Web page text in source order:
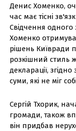
Денис Хоменко,
час має тісні
Свідчення одного
Хоменко
рішень Київради
розкішний стиль
декларації,
суми, які не міг
Сергій Тхорик,
громади, також
він придбав